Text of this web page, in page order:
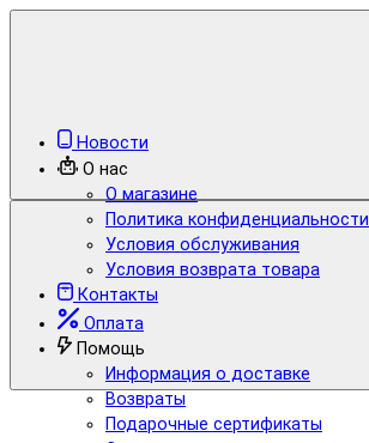
Новости
О нас
О магазине
Политика конфиденциальности
Условия обслуживания
Условия возврата товара
Контакты
Оплата
Помощь
Информация о доставке
Возвраты
Подарочные сертификаты